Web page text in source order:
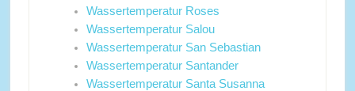
Wassertemperatur Roses
Wassertemperatur Salou
Wassertemperatur San Sebastian
Wassertemperatur Santander
Wassertemperatur Santa Susanna